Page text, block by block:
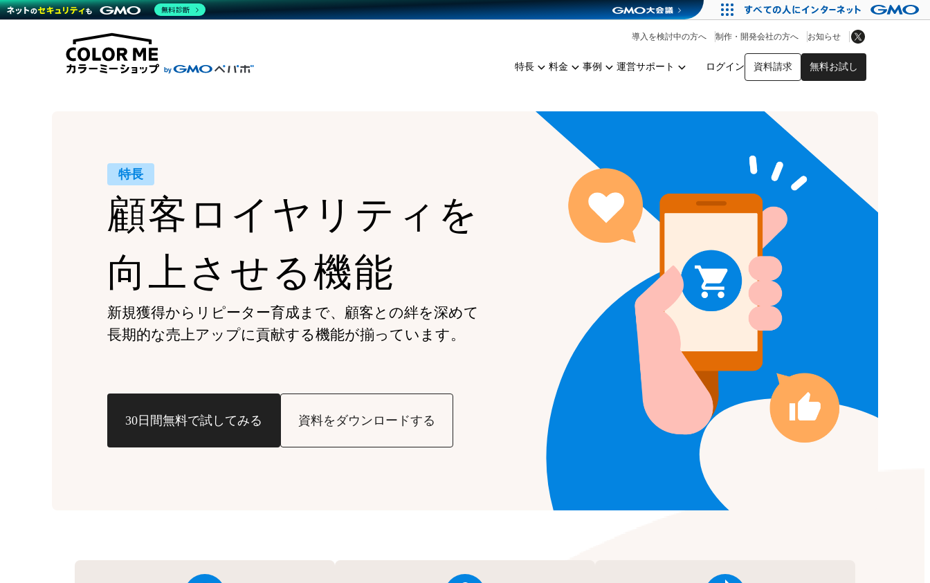
特長 料金 事例 運営サポート ログイン 資料請求 無料お試し
導入を検討中の方へ 制作・開発会社の方へ お知らせ
商材一覧を見る
機能一覧を見る
WordPress導入
モバイルアプリ
複数店舗との連携
雑貨販売 アプリストア
料金
プラン・料金一覧を見る
料金シミュレーション
事例
運営サポート
サポート一覧を見る
コミュニティイベントCarty
YouTubeチャンネル
特長
顧客ロイヤリティを
向上させる機能
新規獲得からリピーター育成まで、 顧客との絆を深めて
長期的な売上アップに貢献する機能が揃っています。
30日間無料で試してみる 資料をダウンロードする
無料診断